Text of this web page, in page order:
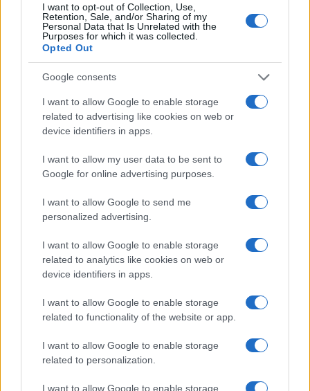
I want to opt-out of Collection, Use,
Retention, Sale, and/or Sharing of my
Personal Data that Is Unrelated with the
Purposes for which it was collected.
Opted Out
Google consents
I want to allow Google to enable storage
related to advertising like cookies on web or
device identifiers in apps.
I want to allow my user data to be sent to
Google for online advertising purposes.
I want to allow Google to send me
personalized advertising.
I want to allow Google to enable storage
related to analytics like cookies on web or
device identifiers in apps.
I want to allow Google to enable storage
related to functionality of the website or app.
I want to allow Google to enable storage
related to personalization.
I want to allow Google to enable storage
Continua a leggere